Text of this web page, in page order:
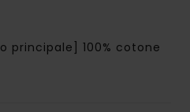
principale] 100% cotone